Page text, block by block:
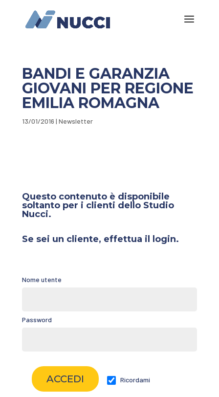
BANDI E GARANZIA
GIOVANI PER REGIONE
EMILIA ROMAGNA
13/01/2016 | Newsletter
Questo contenuto è disponibile
soltanto per i clienti dello Studio
Nucci.
Se sei un cliente, effettua il login.
Nome utente
Password
Ricordami